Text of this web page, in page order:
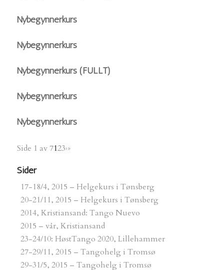
Viderekomne
Singelpolicy
Tidligere seminarer
Tidligere workshops
Gavekort
Nybegynnerkurs
Nybegynnerkurs
Nybegynnerkurs (FULLT)
Nybegynnerkurs
Nybegynnerkurs
Side 1 av 7123›»
Sider
17-18/4, 2015 – Helgekurs i Tønsberg
20-21/11, 2015 – Helgekurs i Tønsberg
2014, Kristiansand: Tango Nuevo
2015 – vår, Kristiansand
23-24/10: HøstTango 2020, Lillehammer
27-29/11, 2015 – Tangohelg i Tromsø
29-31/5, 2015 – Tangohelg i Tromsø